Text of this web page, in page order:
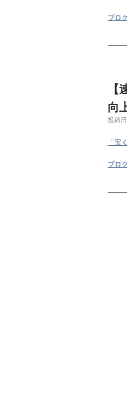
ブロ
向
投稿
「宝
ブロ